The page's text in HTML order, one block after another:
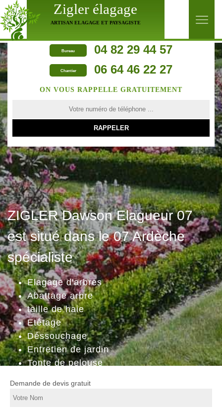
Zigler élagage
ARTISAN ELAGAGE ET PAYSAGISTE
Bureau 04 82 29 44 57
Chantier 06 64 46 22 27
ZIGLER Dawson Elagueur 07
est situé dans le 07 Ardèche
spécialiste
Elagage d'arbres
Abattage arbre
taille de haie
Etêtage
Déssouchage
Entretien de jardin
Tonte de pelouse
ON VOUS RAPPELLE GRATUITEMENT
Demande de devis gratuit